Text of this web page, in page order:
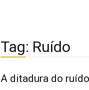
Tag: Ruído
A ditadura do